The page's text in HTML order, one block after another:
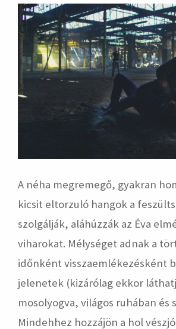
A néha megremegő, gyakran
kicsit eltorzuló hangok a
szolgálják, aláhúzzák az Éva
viharokat. Mélységet adnak a
időnként visszaemlékezésként
jelenetek (kizárólag ekkor
mosolyogva, világos ruhában és
Mindehhez hozzájön a hol